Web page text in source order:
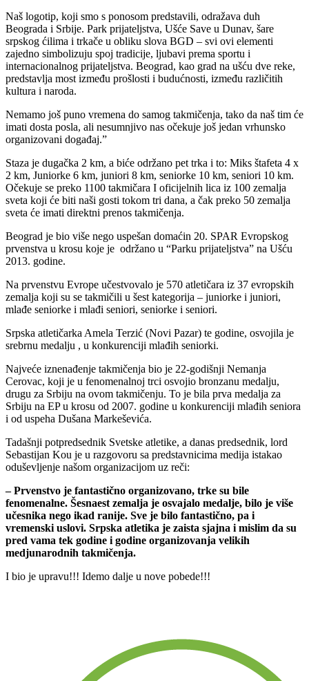
Naš logotip, koji smo s ponosom predstavili, odražava duh
Beograda i Srbije. Park prijateljstva, Ušće Save u Dunav, šare
srpskog ćilima i trkače u obliku slova BGD – svi ovi elementi
zajedno simbolizuju spoj tradicije, ljubavi prema sportu i
internacionalnog prijateljstva. Beograd, kao grad na ušću dve reke,
predstavlja most između prošlosti i budućnosti, između različitih
kultura i naroda.
Nemamo još puno vremena do samog takmičenja, tako da naš tim će
imati dosta posla, ali nesumnjivo nas očekuje još jedan vrhunsko
organizovani događaj.”
Staza je dugačka 2 km, a biće održano pet trka i to: Miks štafeta 4 x
2 km, Juniorke 6 km, juniori 8 km, seniorke 10 km, seniori 10 km.
Očekuje se preko 1100 takmičara I oficijelnih lica iz 100 zemalja
sveta koji će biti naši gosti tokom tri dana, a čak preko 50 zemalja
sveta će imati direktni prenos takmičenja.
Beograd je bio više nego uspešan domaćin 20. SPAR Evropskog
prvenstva u krosu koje je održano u “Parku prijateljstva” na Ušću
2013. godine.
Na prvenstvu Evrope učestvovalo je 570 atletičara iz 37 evropskih
zemalja koji su se takmičili u šest kategorija – juniorke i juniori,
mlađe seniorke i mlađi seniori, seniorke i seniori.
Srpska atletičarka Amela Terzić (Novi Pazar) te godine, osvojila je
srebrnu medalju , u konkurenciji mlađih seniorki.
Najveće iznenađenje takmičenja bio je 22-godišnji Nemanja
Cerovac, koji je u fenomenalnoj trci osvojio bronzanu medalju,
drugu za Srbiju na ovom takmičenju. To je bila prva medalja za
Srbiju na EP u krosu od 2007. godine u konkurenciji mlađih seniora
i od uspeha Dušana Markeševića.
Tadašnji potpredsednik Svetske atletike, a danas predsednik, lord
Sebastijan Kou je u razgovoru sa predstavnicima medija istakao
oduševljenje našom organizacijom uz reči:
– Prvenstvo je fantastično organizovano, trke su bile
fenomenalne. Šesnaest zemalja je osvajalo medalje, bilo je više
učesnika nego ikad ranije. Sve je bilo fantastično, pa i
vremenski uslovi. Srpska atletika je zaista sjajna i mislim da su
pred vama tek godine i godine organizovanja velikih
medjunarodnih takmičenja.
I bio je upravu!!! Idemo dalje u nove pobede!!!